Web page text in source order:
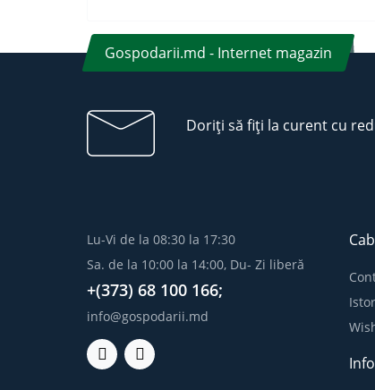
Gospodarii.md - Internet magazin
Doriți să fiți la curent cu
Lu-Vi de la 08:30 la 17:30
Sa. de la 10:00 la 14:00, Du- Zi liberă
+(373) 68 100 166;
info@gospodarii.md